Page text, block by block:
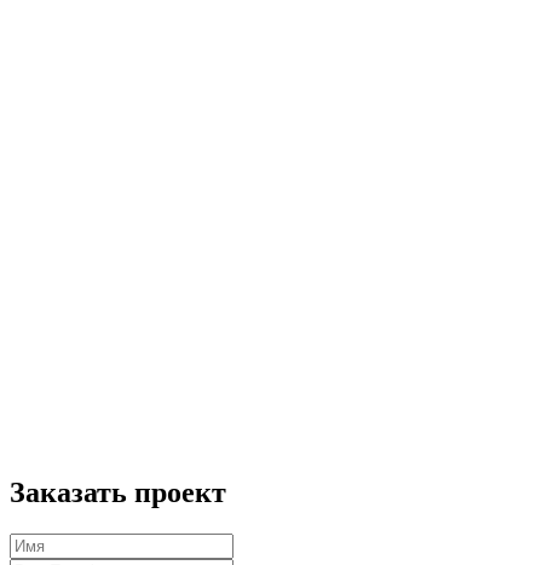
Заказать проект